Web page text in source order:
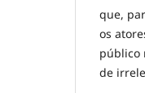
que,
os
público
de